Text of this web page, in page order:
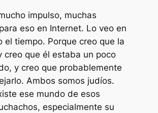
impulso, muchas
eso en Internet. Lo veo en
el tiempo. Porque creo que la
creo que él estaba un poco
y creo que probablemente
Ambos somos judíos.
ese mundo de esos
especialmente su